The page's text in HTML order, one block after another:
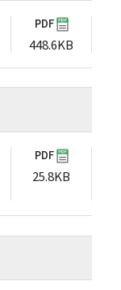
PDF
448.6KB
PDF
25.8KB